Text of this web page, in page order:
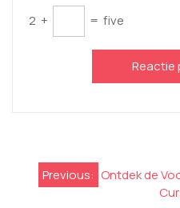
2 + = five
Previous: Ontdek de